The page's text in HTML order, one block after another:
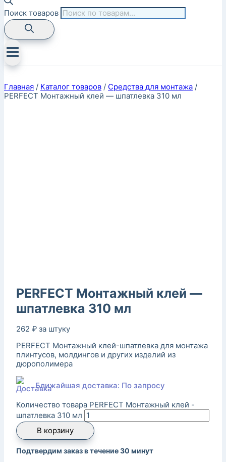
Поиск товаров
Главная / Каталог товаров / Средства для монтажа /
PERFECT Монтажный клей — шпатлевка 310 мл
PERFECT Монтажный клей —
шпатлевка 310 мл
262 ₽ за штуку
PERFECT Монтажный клей-шпатлевка для монтажа
плинтусов, молдингов и других изделий из
дюрополимера
Ближайшая доставка: По запросу
Количество товара PERFECT Монтажный клей -
шпатлевка 310 мл
В корзину
Подтвердим заказ в течение 30 минут